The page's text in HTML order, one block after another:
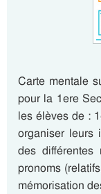
Carte mentale
pour la 1ere
les élèves de :
organiser leurs
des différentes
pronoms
mémorisation